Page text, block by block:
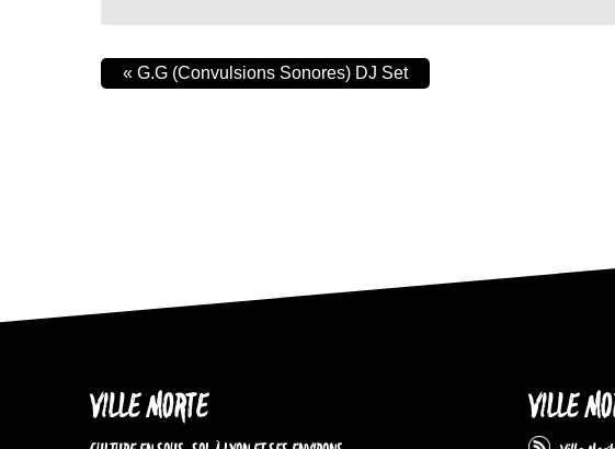
« G.G (Convulsions Sonores) DJ Set
VILLE MORTE VILLE